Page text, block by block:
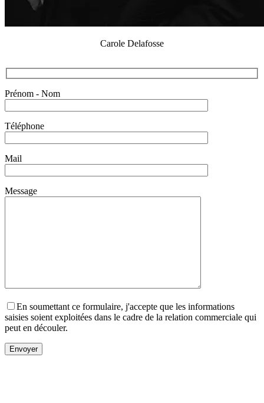
Carole Delafosse
Prénom - Nom
Téléphone
Mail
Message
En soumettant ce formulaire, j'accepte que les informations
saisies soient exploitées dans le cadre de la relation commerciale qui
peut en découler.